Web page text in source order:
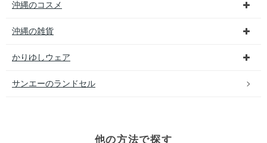
沖縄のコスメ
沖縄の雑貨
かりゆしウェア
サンエーのランドセル
他の方法で探す